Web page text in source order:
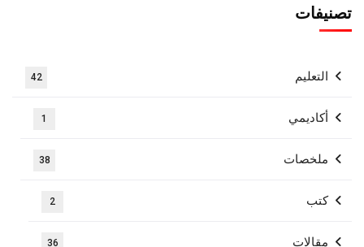
تصنيفات
التعليم 42
أكاديمي 1
ملخصات 38
كتب 2
مقالات 36